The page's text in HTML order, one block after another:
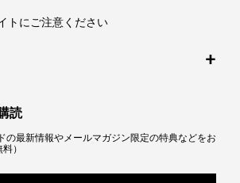
トにご注意ください
読
の最新情報やメールマガジン限定の特典などをお
）